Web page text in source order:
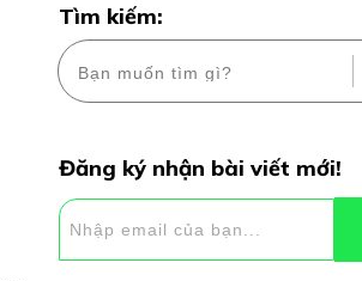
Tìm kiếm:
Đăng ký nhận bài viết mới!